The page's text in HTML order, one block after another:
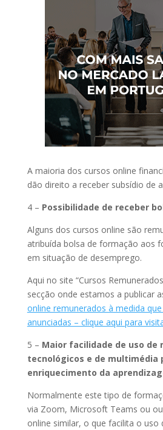
A maioria dos cursos online
dão direito a receber subsídio de
4 – Possibilidade de receber
Alguns dos cursos online são
atribuída bolsa de formação aos
em situação de desemprego.
Aqui no site “Cursos
secção onde estamos a publicar
online remunerados à medida
anunciadas – clique aqui para
5 – Maior facilidade de uso de
tecnológicos e de multimédia
enriquecimento da
Normalmente este tipo de
via Zoom, Microsoft Teams ou
online similar, o que facilita o uso